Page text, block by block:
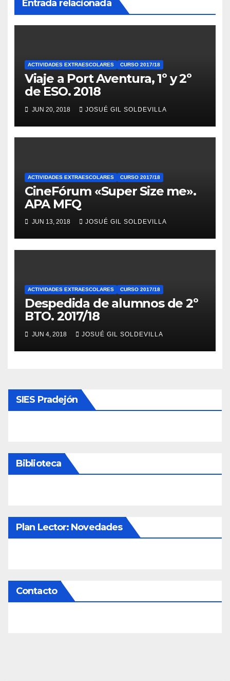
Entrada relacionada
ACTIVIDADES EXTRAESCOLARES CURSO 2017/18
Viaje a Port Aventura, 1º y 2º
de ESO. 2018
JUN 20, 2018 JOSUÉ GIL SOLDEVILLA
ACTIVIDADES EXTRAESCOLARES CURSO 2017/18
CineFórum «Super Size me».
APA MFQ
JUN 13, 2018 JOSUÉ GIL SOLDEVILLA
ACTIVIDADES EXTRAESCOLARES CURSO 2017/18
Despedida de alumnos de 2º
BTO. 2017/18
JUN 4, 2018 JOSUÉ GIL SOLDEVILLA
SIES Pradejón
Biblioteca
Plan Lector: Novedades
Contacto